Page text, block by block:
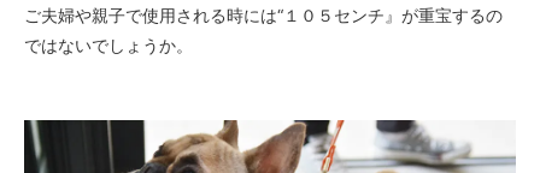
ご夫婦や親子で使用される時には“１０５センチ』が重宝するの
ではないでしょうか。